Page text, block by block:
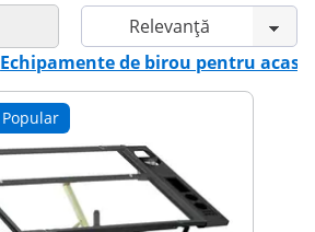
Echipamente de birou pentru acasă
Popular